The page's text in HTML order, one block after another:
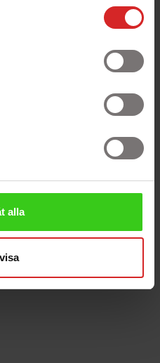
alla
allt för väl att de
förbrukar mer resurser
som slits och
är förödande för
företag göra en stor
teknik istället för att
sätt att bidra till ett
43 33 34